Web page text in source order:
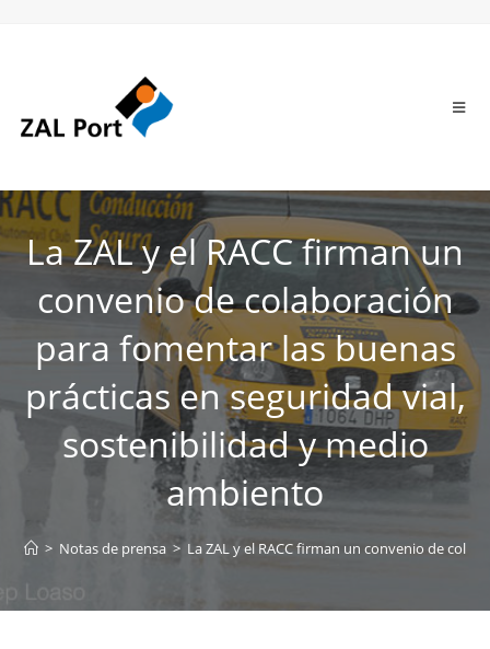
La ZAL y el RACC firman un
convenio de colaboración
para fomentar las buenas
prácticas en seguridad vial,
sostenibilidad y medio
ambiento
> Notas de prensa > La ZAL y el RACC firman un convenio de